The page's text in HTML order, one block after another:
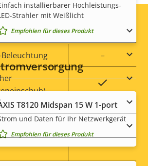
Eigentumswert
–
-20 to 50 °C
installierbarer Hochleistungs-
Strahler mit Weißlicht
Empfohlen für dieses Produkt
T8120 Midspan 15 W 1-port
und Daten für Ihr Netzwerkgerät
Empfohlen für dieses Produkt